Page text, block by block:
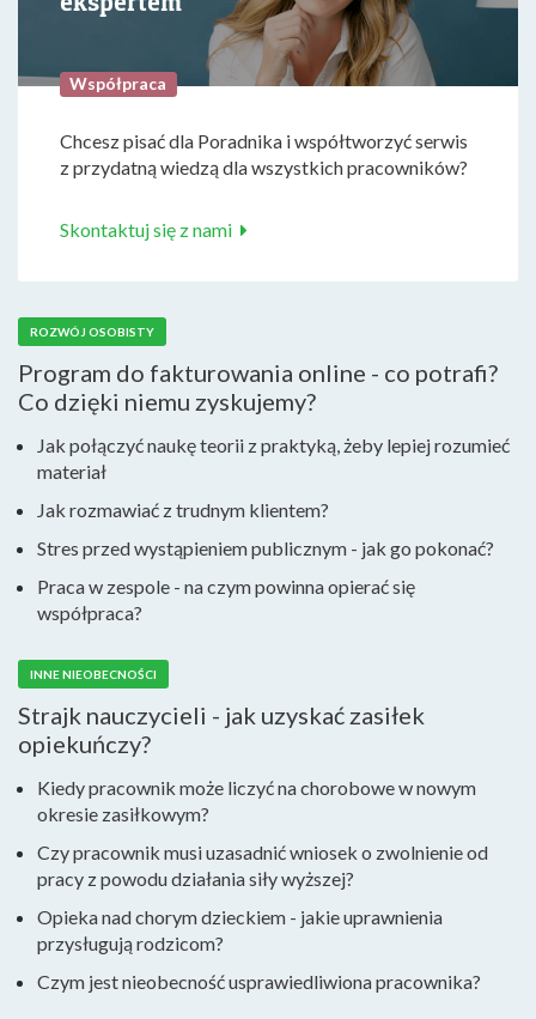
Współpraca
Chcesz pisać dla Poradnika i współtworzyć serwis
z przydatną wiedzą dla wszystkich pracowników?
Skontaktuj się z nami
ROZWÓJ OSOBISTY
Program do fakturowania online - co potrafi?
Co dzięki niemu zyskujemy?
Jak połączyć naukę teorii z praktyką, żeby lepiej rozumieć
materiał
Jak rozmawiać z trudnym klientem?
Stres przed wystąpieniem publicznym - jak go pokonać?
Praca w zespole - na czym powinna opierać się
współpraca?
INNE NIEOBECNOŚCI
Strajk nauczycieli - jak uzyskać zasiłek
opiekuńczy?
Kiedy pracownik może liczyć na chorobowe w nowym
okresie zasiłkowym?
Czy pracownik musi uzasadnić wniosek o zwolnienie od
pracy z powodu działania siły wyższej?
Opieka nad chorym dzieckiem - jakie uprawnienia
przysługują rodzicom?
Czym jest nieobecność usprawiedliwiona pracownika?